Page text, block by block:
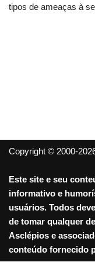
tipos de ameaças à
Copyright © 2000-
Este site e seu
informativo e
usuários. Todos
de tomar qualquer
Asclépios e
conteúdo fornecido